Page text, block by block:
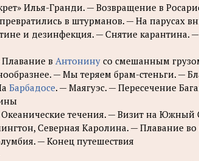
Илья-Гранди. — Возвращение в
в штурманов. — На парусах
и дезинфекция. — Снятие
Плавание в Антонину со смешанным
— Мы теряем брам-стеньги. —
Барбадосе. — Маягуэс. — Пересечение
Океанические течения. — Визит на
Северная Каролина. — Плавание
— Конец путешествия